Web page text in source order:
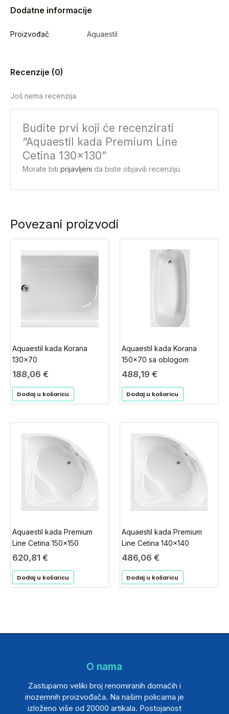
Dodatne informacije
Proizvođač Aquaestil
Recenzije (0)
Još nema recenzija.
Budite prvi koji će recenzirati
“Aquaestil kada Premium Line
Cetina 130×130”
Morate bitiprijavljeni da biste objavili recenziju.
Povezani proizvodi
Aquaestil kada Korana
130×70
188,06 €
Dodaj u košaricu
Aquaestil kada Korana
150×70 sa oblogom
488,19 €
Dodaj u košaricu
Aquaestil kada Premium
Line Cetina 150×150
620,81 €
Dodaj u košaricu
Aquaestil kada Premium
Line Cetina 140×140
486,06 €
Dodaj u košaricu
O nama
Zastupamo veliki broj renomiranih domaćih i
inozemnih proizvođača. Na našim policama je
izloženo više od 20000 artikala. Postojanost